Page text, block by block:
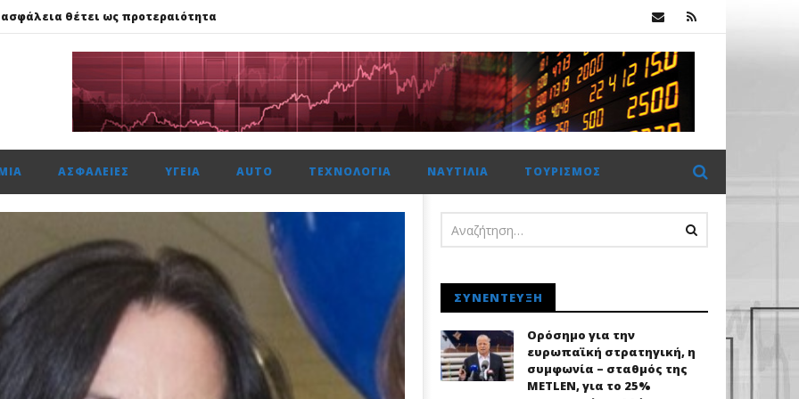
ασφάλεια θέτει ως προτεραιότητα
Αποκτά το πρώτο Παρατηρητήριο Έργων
χρονιά, στους δείκτες FTSE4Good
ασφάλεια θέτει ως προτεραιότητα
ΑΣΦΆΛΕΙΕΣ ΥΓΕΊΑ AUTO ΤΕΧΝΟΛΟΓΊΑ ΝΑΥΤΙΛΊΑ ΤΟΥΡΙΣΜΌΣ
ΣΥΝΈΝΤΕΥΞΗ
Ορόσημο για την
ευρωπαϊκή στρατηγική, η
συμφωνία – σταθμός της
METLEN, για το 25%